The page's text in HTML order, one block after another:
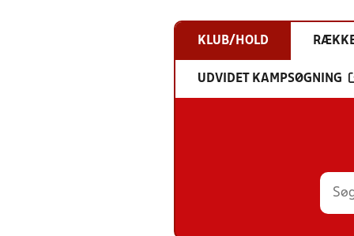
KLUB/HOLD
UDVIDET KAMPSØGNING